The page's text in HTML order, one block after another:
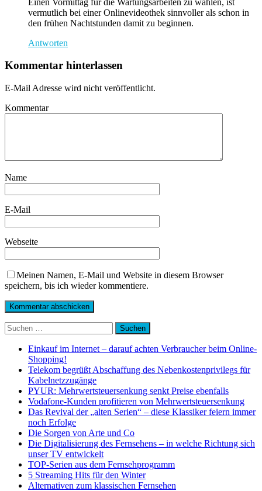
vermutlich bei einer Onlinevideothek sinnvoller als schon in
den frühen Nachtstunden damit zu beginnen.
Antworten
Kommentar hinterlassen
E-Mail Adresse wird nicht veröffentlicht.
Kommentar
Name
E-Mail
Webseite
Meinen Namen, E-Mail und Website in diesem Browser
speichern, bis ich wieder kommentiere.
Suchen
nach:
Einkauf im Internet – darauf achten Verbraucher beim Online-
Shopping!
Telekom begrüßt Abschaffung des Nebenkostenprivilegs für
Kabelnetzzugänge
PYUR: Mehrwertsteuersenkung senkt Preise ebenfalls
Vodafone-Kunden profitieren von Mehrwertsteuersenkung
Das Revival der „alten Serien“ – diese Klassiker feiern immer
noch Erfolge
Die Sorgen von Arte und Co
Die Digitalisierung des Fernsehens – in welche Richtung sich
unser TV entwickelt
TOP-Serien aus dem Fernsehprogramm
5 Streaming Hits für den Winter
Alternativen zum klassischen Fernsehen